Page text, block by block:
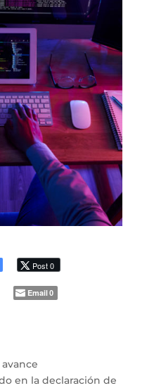
Post 0
Email0
en la declaración de